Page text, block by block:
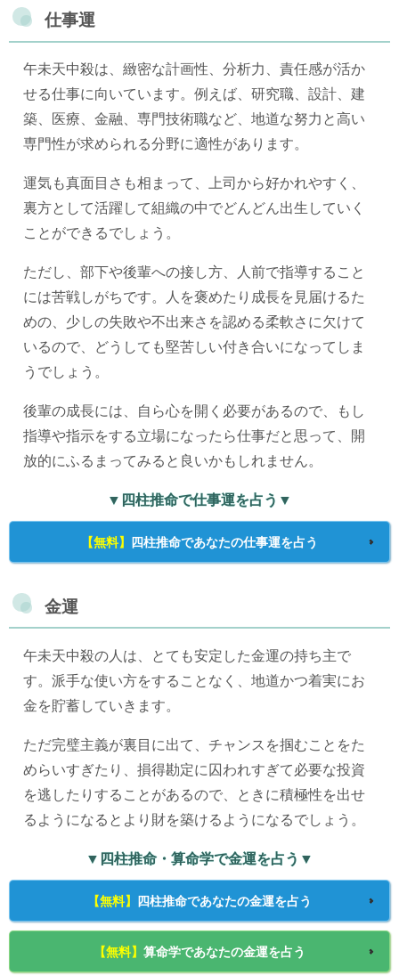
仕事運
午未天中殺は、緻密な計画性、分析力、責任感が活か
せる仕事に向いています。例えば、研究職、設計、建
築、医療、金融、専門技術職など、地道な努力と高い
専門性が求められる分野に適性があります。
運気も真面目さも相まって、上司から好かれやすく、
裏方として活躍して組織の中でどんどん出生していく
ことができるでしょう。
ただし、部下や後輩への接し方、人前で指導すること
には苦戦しがちです。人を褒めたり成長を見届けるた
めの、少しの失敗や不出来さを認める柔軟さに欠けて
いるので、どうしても堅苦しい付き合いになってしま
うでしょう。
後輩の成長には、自ら心を開く必要があるので、もし
指導や指示をする立場になったら仕事だと思って、開
放的にふるまってみると良いかもしれません。
▼四柱推命で仕事運を占う▼
【無料】 四柱推命であなたの仕事運を占う
金運
午未天中殺の人は、とても安定した金運の持ち主で
す。派手な使い方をすることなく、地道かつ着実にお
金を貯蓄していきます。
ただ完璧主義が裏目に出て、チャンスを掴むことをた
めらいすぎたり、損得勘定に囚われすぎて必要な投資
を逃したりすることがあるので、ときに積極性を出せ
るようになるとより財を築けるようになるでしょう。
▼四柱推命・算命学で金運を占う▼
【無料】 四柱推命であなたの金運を占う
【無料】 算命学であなたの金運を占う